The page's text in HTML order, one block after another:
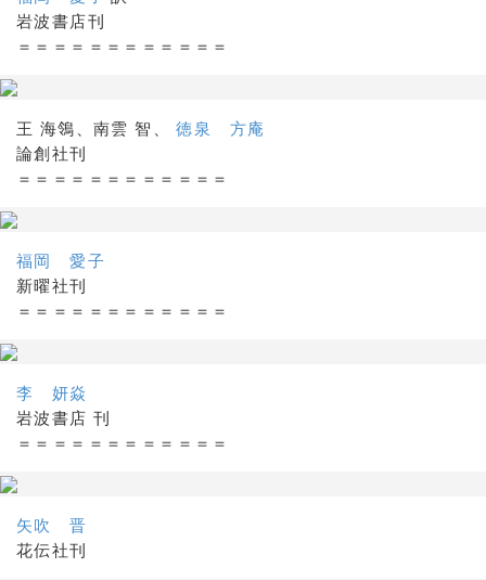
岩波書店刊
＝＝＝＝＝＝＝＝＝＝＝＝
王 海鴒、南雲 智、徳泉 方庵
論創社刊
＝＝＝＝＝＝＝＝＝＝＝＝
福岡 愛子
新曜社刊
＝＝＝＝＝＝＝＝＝＝＝＝
李 妍焱
岩波書店 刊
＝＝＝＝＝＝＝＝＝＝＝＝
矢吹 晋
花伝社刊